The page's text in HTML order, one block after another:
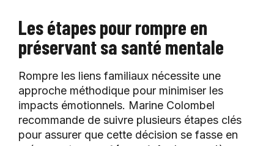
Les étapes pour rompre en
préservant sa santé mentale
Rompre les liens familiaux nécessite une
approche méthodique pour minimiser les
impacts émotionnels. Marine Colombel
recommande de suivre plusieurs étapes clés
pour assurer que cette décision se fasse en